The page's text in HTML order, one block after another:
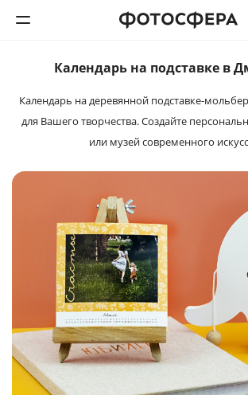
Фотокниги
Интерьерная печать
Фотоподарки
Багетная мастерская
Полиграфия
Услуги и сервис
Календарь на подставке в
Календарь на деревянной подставке-
для Вашего творчества. Создайте
или музей современного